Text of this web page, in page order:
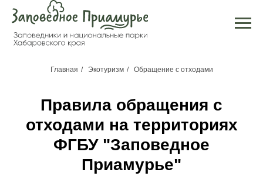
Главная / Экотуризм / Обращение с отходами
Правила обращения с
отходами на территориях
ФГБУ "Заповедное
Приамурье"